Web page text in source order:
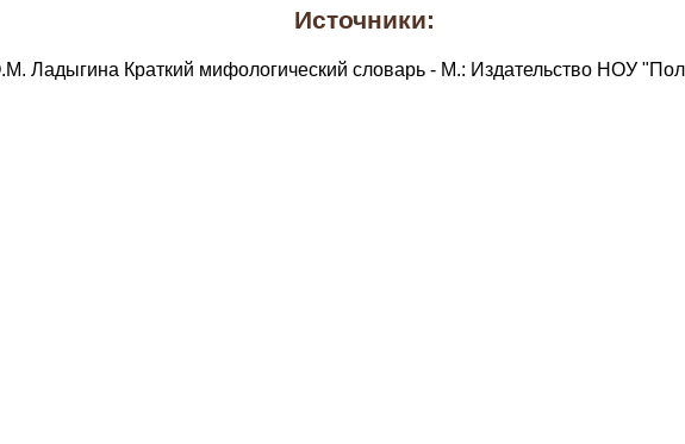
Источники:
Ладыгина Краткий мифологический словарь - М.: Издательство НОУ